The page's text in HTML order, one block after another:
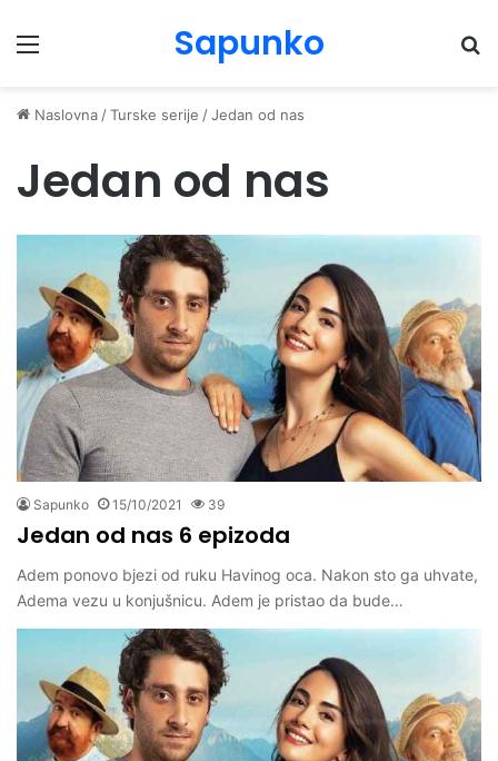
Menu Sapunko
Naslovna /Turske serije /Jedan od nas
Jedan od nas
Sapunko 15/10/2021 39
Jedan od nas 6 epizoda
Adem ponovo bjezi od ruku Havinog oca. Nakon sto ga uhvate,
Adema vezu u konjušnicu. Adem je pristao da bude…